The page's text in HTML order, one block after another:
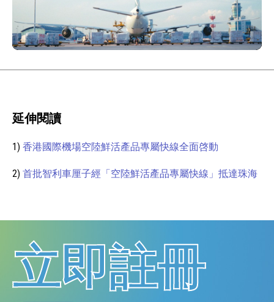
延伸閱讀
1) 香港國際機場空陸鮮活產品專屬快線全面啓動
2) 首批智利車厘子經「空陸鮮活產品專屬快線」抵達珠海
立即註冊